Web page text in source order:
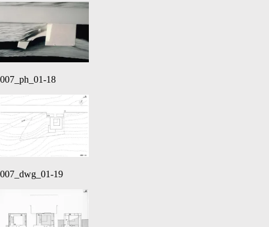
007_ph_01-18
007_dwg_01-19